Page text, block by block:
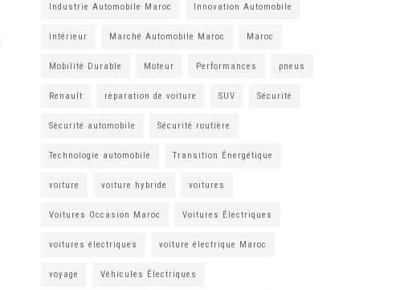
Industrie Automobile Maroc Innovation Automobile
intérieur Marché Automobile Maroc Maroc
Mobilité Durable Moteur Performances pneus
Renault réparation de voiture SUV Sécurité
Sécurité automobile Sécurité routière
Technologie automobile Transition Énergétique
voiture voiture hybride voitures
Voitures Occasion Maroc Voitures Électriques
voitures électriques voiture électrique Maroc
voyage Véhicules Électriques